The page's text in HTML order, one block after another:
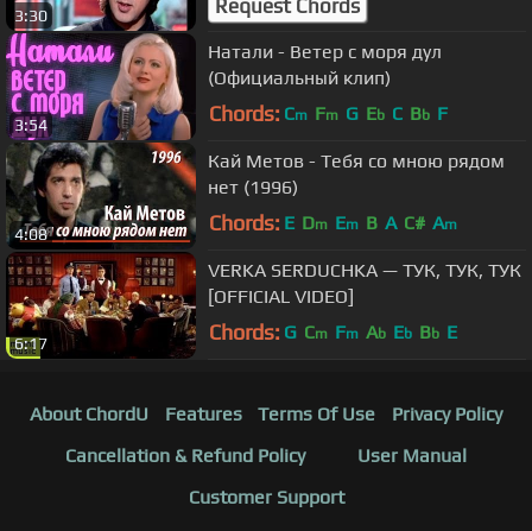
3:30 Request Chords
3:54
Натали - Ветер с моря дул
(Официальный клип)
Chords: Cm Fm G Eb C Bb F
4:08
Кай Метов - Тебя со мною рядом
нет (1996)
Chords: E Dm Em B A C# Am
6:17
VERKA SERDUCHKA — ТУК, ТУК, ТУК
[OFFICIAL VIDEO]
Chords: G Cm Fm Ab Eb Bb E
About ChordU Features Terms Of Use
Privacy Policy
Cancellation & Refund Policy
User Manual
Customer Support